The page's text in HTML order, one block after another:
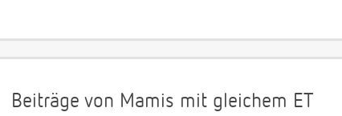
Beiträge von Mamis mit gleichem ET